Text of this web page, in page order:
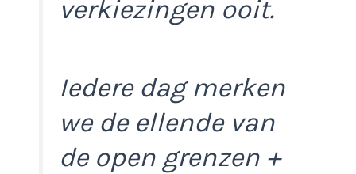
verkiezingen ooit.
Iedere dag merken
we de ellende van
de open grenzen +